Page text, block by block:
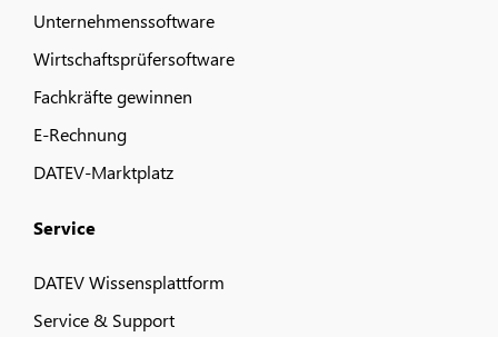
Unternehmenssoftware
Wirtschaftsprüfersoftware
Fachkräfte gewinnen
E-Rechnung
DATEV-Marktplatz
Service
DATEV Wissensplattform
Service & Support